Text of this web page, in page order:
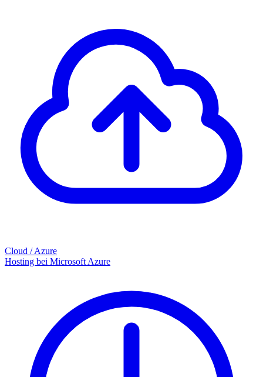
Cloud / Azure
Hosting bei Microsoft Azure